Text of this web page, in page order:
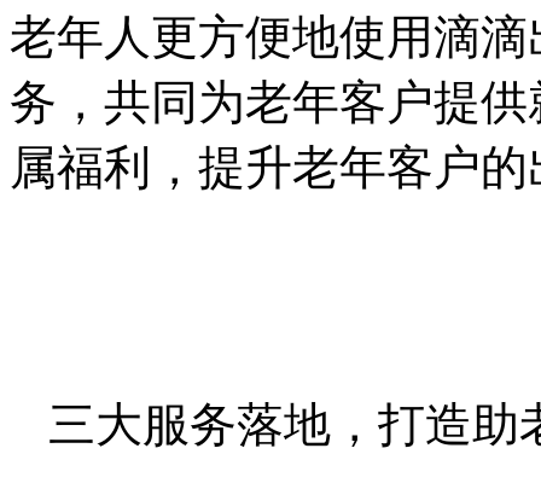
老年人更方便地使用滴
务，共同为老年客户提
属福利，提升老年客户
三大服务落地，打造助